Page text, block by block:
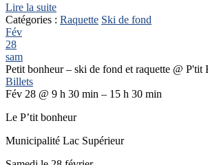
Lire la suite
Catégories : Raquette Ski de fond
Fév
28
sam
Petit bonheur – ski de fond et raquette @ P'tit
Billets
Fév 28 @ 9 h 30 min – 15 h 30 min
Le P’tit bonheur
Municipalité Lac Supérieur